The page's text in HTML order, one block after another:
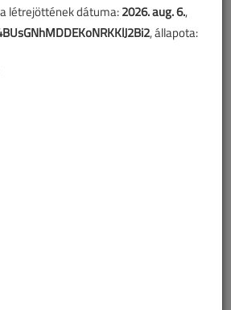
hozzáférést kap a cikkhez, ami a
fizetést követően azonnal
nem évül el.
lépjen be!
meg, kérjük, regisztráljon!
cikkvásárlásról
hozzáférjek egy cikkhez?
nyomtatott formában
létrejöttének dátuma:2026. aug. 6.,
, állapota: